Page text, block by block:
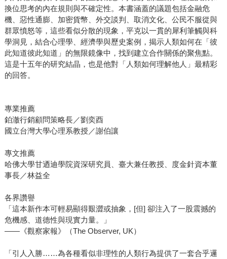
換位思考的內在規則與不確定性。本書涵蓋的議題包括金融危
機、惡性通膨、加密貨幣、外交談判、取消文化、公民不服從與
群眾憤怒等，這些看似分散的現象，平克以一貫的犀利筆觸與科
學洞見，結合心理學、經濟學與歷史案例，揭示人類如何在「彼
此知道彼此知道」的無限鏡像中，找到建立合作關係的聚焦點。
這是十五年的研究結晶，也是他對「人類如何理解他人」最精彩
的回答。
專業推薦
鉑澈行銷顧問策略長／劉奕酉
國立台灣大學心理系教授／謝伯讓
專文推薦
哈佛大學甘迺迪學院資深研究員、臺大兼任教授、度金針資本董
事長／林益全
各界讚譽
「這本新作本可輕易顯得艱澀或抽象，[但] 卻注入了一股震撼的
危機感、道德性與現實力量。」
——《觀察家報》（The Observer, UK）
「引人入勝……為各種看似非理性的人類行為提供了一套合乎邏